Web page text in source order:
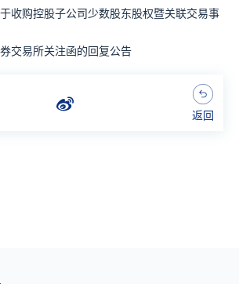
于收购控股子公司少数股东股权暨关联交易事
交易所关注函的回复公告
返回